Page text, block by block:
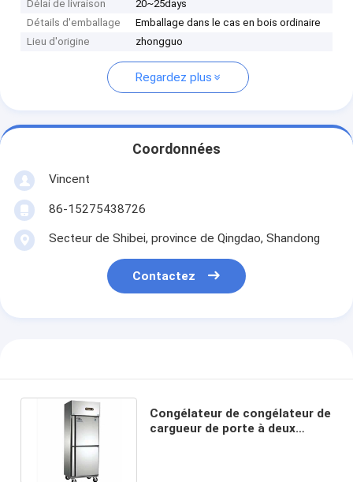
Délai de livraison
20~25days
Détails d'emballage
Emballage dans le cas en bois ordinaire
Lieu d'origine
zhongguo
Regardez plus
Coordonnées
Vincent
86-15275438726
Secteur de Shibei, province de Qingdao, Shandong
Contactez
Congélateur de congélateur de
cargueur de porte à deux